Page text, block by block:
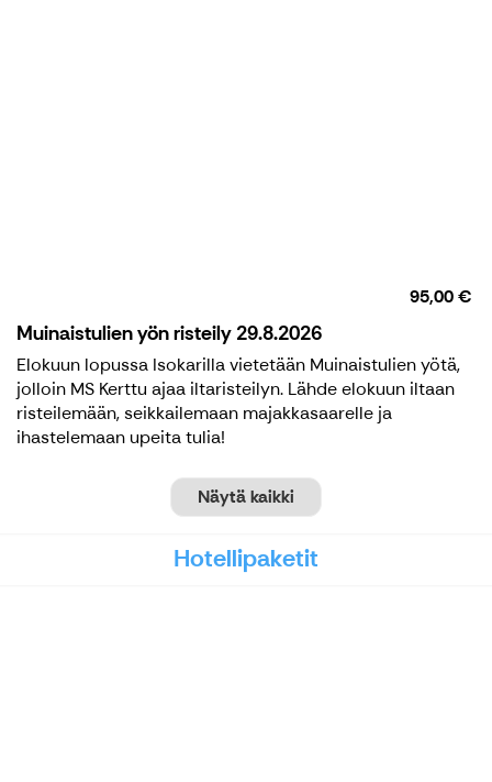
95,00 €
Muinaistulien yön risteily 29.8.2026
Elokuun lopussa Isokarilla vietetään Muinaistulien yötä,
jolloin MS Kerttu ajaa iltaristeilyn. Lähde elokuun iltaan
risteilemään, seikkailemaan majakkasaarelle ja
ihastelemaan upeita tulia!
Näytä kaikki
Hotellipaketit